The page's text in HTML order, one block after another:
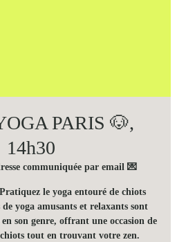
PARIS 🐶,
14h30
communiquée par email 💌
le yoga entouré de chiots
yoga amusants et relaxants sont
son genre, offrant une occasion de
chiots tout en trouvant votre zen.